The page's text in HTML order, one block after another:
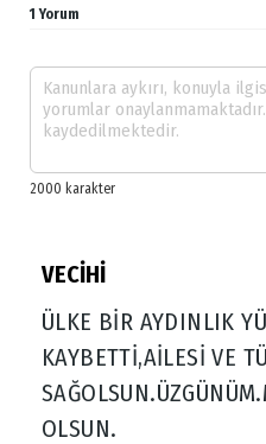
1 Yorum
VECİHİ
ÜLKE BİR AYDINLIK
KAYBETTİ,AİLESİ VE
OLSUN.